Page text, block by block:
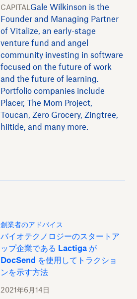
CAPITAL Gale Wilkinson is the
Founder and Managing Partner
of Vitalize, an early-stage
venture fund and angel
community investing in software
focused on the future of work
and the future of learning.
Portfolio companies include
Placer, The Mom Project,
Toucan, Zero Grocery, Zingtree,
hiitide, and many more.
創業者のアドバイス
バイオテクノロジーのスタートア
ップ企業である Lactiga が
DocSend を使用してトラクショ
ンを示す方法
2021年6月14日